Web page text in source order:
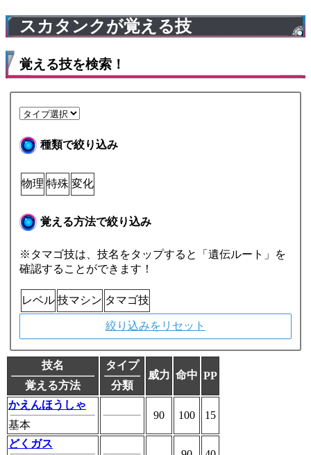
スカタンクが覚える技
覚える技を検索！
種類で絞り込み
物理 特殊 変化
覚える方法で絞り込み
※タマゴ技は、技名をタップすると「遺伝ルート」を
確認することができます！
レベル 技マシン タマゴ技
絞り込みをリセット
技名
覚える方法
タイプ
分類
威力 命中 PP
かえんほうしゃ
基本
90 100 15
どくガス